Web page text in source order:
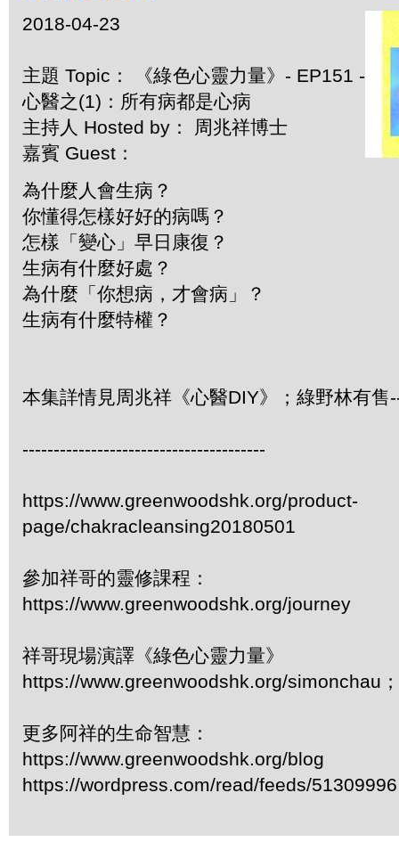
2018-04-23
主題 Topic： 《綠色心靈力量》- EP151 -
心醫之(1)：所有病都是心病
主持人 Hosted by： 周兆祥博士
嘉賓 Guest：
為什麼人會生病？
你懂得怎樣好好的病嗎？
怎樣「變心」早日康復？
生病有什麼好處？
為什麼「你想病，才會病」？
生病有什麼特權？
本集詳情見周兆祥《心醫DIY》；綠野林有售
---------------------------------------
https://www.greenwoodshk.org/product-
page/chakracleansing20180501
參加祥哥的靈修課程：
https://www.greenwoodshk.org/journey
祥哥現場演譯《綠色心靈力量》
https://www.greenwoodshk.org/simonchau
更多阿祥的生命智慧：
https://www.greenwoodshk.org/blog
https://wordpress.com/read/feeds/51309996